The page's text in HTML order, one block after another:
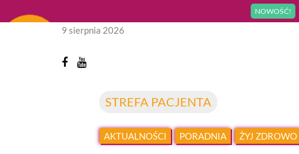
NOWOŚĆ!
STREFA PACJENTA
9 sierpnia 2026
AKTUALNOŚCI PORADNIA ŻYJ ZDROWO